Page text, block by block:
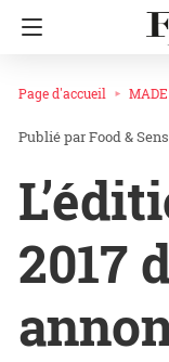
Page d'accueil
Food & Sens
2017